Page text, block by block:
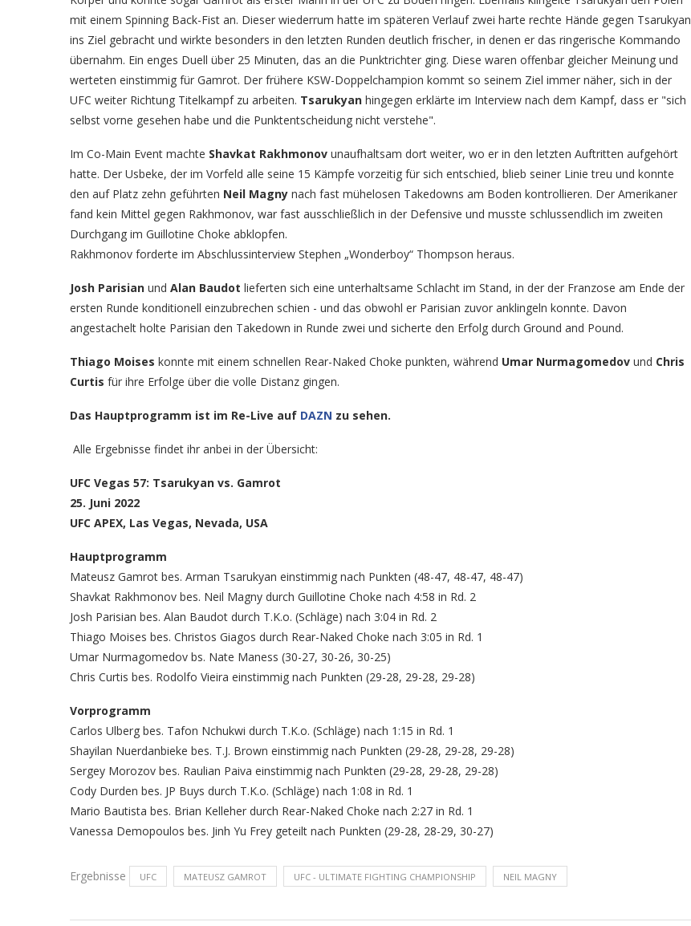
mit einem Spinning Back-Fist an. Dieser wiederrum hatte im späteren Verlauf zwei harte rechte Hände gegen Tsarukyan
ins Ziel gebracht und wirkte besonders in den letzten Runden deutlich frischer, in denen er das ringerische Kommando
übernahm. Ein enges Duell über 25 Minuten, das an die Punktrichter ging. Diese waren offenbar gleicher Meinung und
werteten einstimmig für Gamrot. Der frühere KSW-Doppelchampion kommt so seinem Ziel immer näher, sich in der
UFC weiter Richtung Titelkampf zu arbeiten. Tsarukyan hingegen erklärte im Interview nach dem Kampf, dass er "sich
selbst vorne gesehen habe und die Punktentscheidung nicht verstehe".
Im Co-Main Event machte Shavkat Rakhmonov unaufhaltsam dort weiter, wo er in den letzten Auftritten aufgehört
hatte. Der Usbeke, der im Vorfeld alle seine 15 Kämpfe vorzeitig für sich entschied, blieb seiner Linie treu und konnte
den auf Platz zehn geführten Neil Magny nach fast mühelosen Takedowns am Boden kontrollieren. Der Amerikaner
fand kein Mittel gegen Rakhmonov, war fast ausschließlich in der Defensive und musste schlussendlich im zweiten
Durchgang im Guillotine Choke abklopfen.
Rakhmonov forderte im Abschlussinterview Stephen „Wonderboy“ Thompson heraus.
Josh Parisian und Alan Baudot lieferten sich eine unterhaltsame Schlacht im Stand, in der der Franzose am Ende der
ersten Runde konditionell einzubrechen schien - und das obwohl er Parisian zuvor anklingeln konnte. Davon
angestachelt holte Parisian den Takedown in Runde zwei und sicherte den Erfolg durch Ground and Pound.
Thiago Moises konnte mit einem schnellen Rear-Naked Choke punkten, während Umar Nurmagomedov und Chris
Curtis für ihre Erfolge über die volle Distanz gingen.
Das Hauptprogramm ist im Re-Live auf DAZN zu sehen.
Alle Ergebnisse findet ihr anbei in der Übersicht:
UFC Vegas 57: Tsarukyan vs. Gamrot
25. Juni 2022
UFC APEX, Las Vegas, Nevada, USA
Hauptprogramm
Mateusz Gamrot bes. Arman Tsarukyan einstimmig nach Punkten (48-47, 48-47, 48-47)
Shavkat Rakhmonov bes. Neil Magny durch Guillotine Choke nach 4:58 in Rd. 2
Josh Parisian bes. Alan Baudot durch T.K.o. (Schläge) nach 3:04 in Rd. 2
Thiago Moises bes. Christos Giagos durch Rear-Naked Choke nach 3:05 in Rd. 1
Umar Nurmagomedov bs. Nate Maness (30-27, 30-26, 30-25)
Chris Curtis bes. Rodolfo Vieira einstimmig nach Punkten (29-28, 29-28, 29-28)
Vorprogramm
Carlos Ulberg bes. Tafon Nchukwi durch T.K.o. (Schläge) nach 1:15 in Rd. 1
Shayilan Nuerdanbieke bes. T.J. Brown einstimmig nach Punkten (29-28, 29-28, 29-28)
Sergey Morozov bes. Raulian Paiva einstimmig nach Punkten (29-28, 29-28, 29-28)
Cody Durden bes. JP Buys durch T.K.o. (Schläge) nach 1:08 in Rd. 1
Mario Bautista bes. Brian Kelleher durch Rear-Naked Choke nach 2:27 in Rd. 1
Vanessa Demopoulos bes. Jinh Yu Frey geteilt nach Punkten (29-28, 28-29, 30-27)
Ergebnisse UFC MATEUSZ GAMROT UFC - ULTIMATE FIGHTING CHAMPIONSHIP NEIL MAGNY